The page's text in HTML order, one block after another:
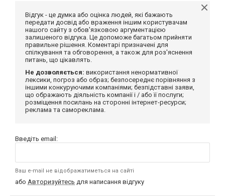
Відгук - це думка або оцінка людей, які бажають
передати досвід або враження іншим користувачам
нашого сайту з обов'язковою аргументацією
залишеного відгука. Це допоможе багатьом прийняти
правильне рішення. Коментарі призначені для
спілкування та обговорення, а також для роз'яснення
питань, що цікавлять.
Не дозволяється: використання ненормативної
лексики, погроз або образ; безпосереднє порівняння з
іншими конкуруючими компаніями; безпідставні заяви,
що ображають діяльність компанії і / або її послуги;
розміщення посилань на сторонні інтернет-ресурси;
реклама та самореклама.
Введіть email:
Ваш e-mail не відображатиметься на сайті
або Авторизуйтесь для написання відгуку